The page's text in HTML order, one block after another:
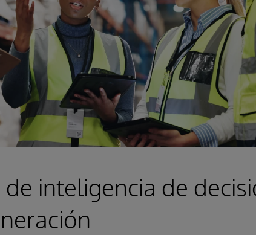
inteligencia de